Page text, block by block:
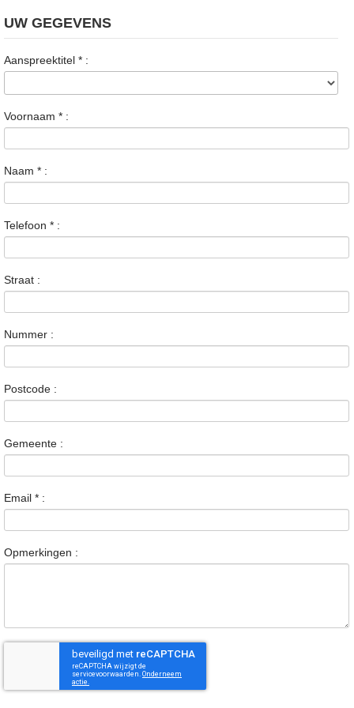
UW GEGEVENS
Aanspreektitel * :
Voornaam * :
Naam * :
Telefoon * :
Straat :
Nummer :
Postcode :
Gemeente :
Email * :
Opmerkingen :